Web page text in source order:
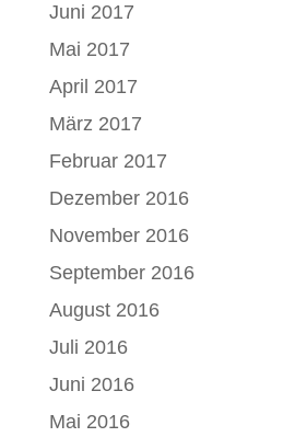
Juni 2017
Mai 2017
April 2017
März 2017
Februar 2017
Dezember 2016
November 2016
September 2016
August 2016
Juli 2016
Juni 2016
Mai 2016